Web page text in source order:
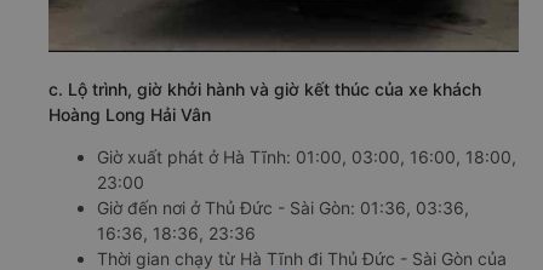
c. Lộ trình, giờ khởi hành và giờ kết thúc của xe khách
Hoàng Long Hải Vân
Giờ xuất phát ở Hà Tĩnh: 01:00, 03:00, 16:00, 18:00,
23:00
Giờ đến nơi ở Thủ Đức - Sài Gòn: 01:36, 03:36,
16:36, 18:36, 23:36
Thời gian chạy từ Hà Tĩnh đi Thủ Đức - Sài Gòn của